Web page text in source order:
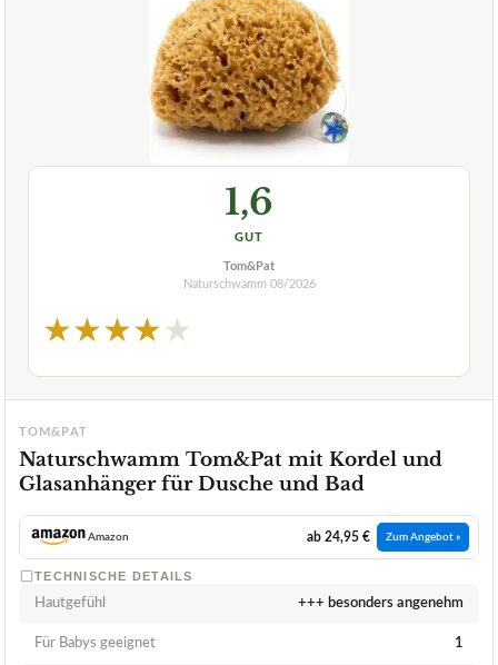
1,6
GUT
Tom&Pat
Naturschwamm 08/2026
★★★★★
TOM&PAT
Naturschwamm Tom&Pat mit Kordel und
Glasanhänger für Dusche und Bad
Amazon ab 24,95 € Zum Angebot »
TECHNISCHE DETAILS
Hautgefühl +++ besonders angenehm
Für Babys geeignet 1